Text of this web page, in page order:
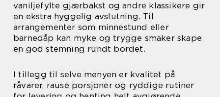
vaniljefylte gjærbakst og andre klassikere gir
en ekstra hyggelig avslutning. Til
arrangementer som minnestund eller
barnedåp kan myke og trygge smaker skape
en god stemning rundt bordet.
I tillegg til selve menyen er kvalitet på
råvarer, rause porsjoner og ryddige rutiner